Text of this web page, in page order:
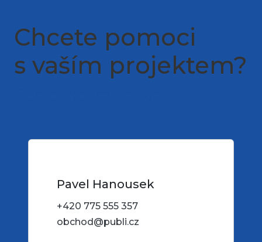
Chcete pomoci
s vaším projektem?
Pavel Hanousek
+420 775 555 357
obchod@publi.cz